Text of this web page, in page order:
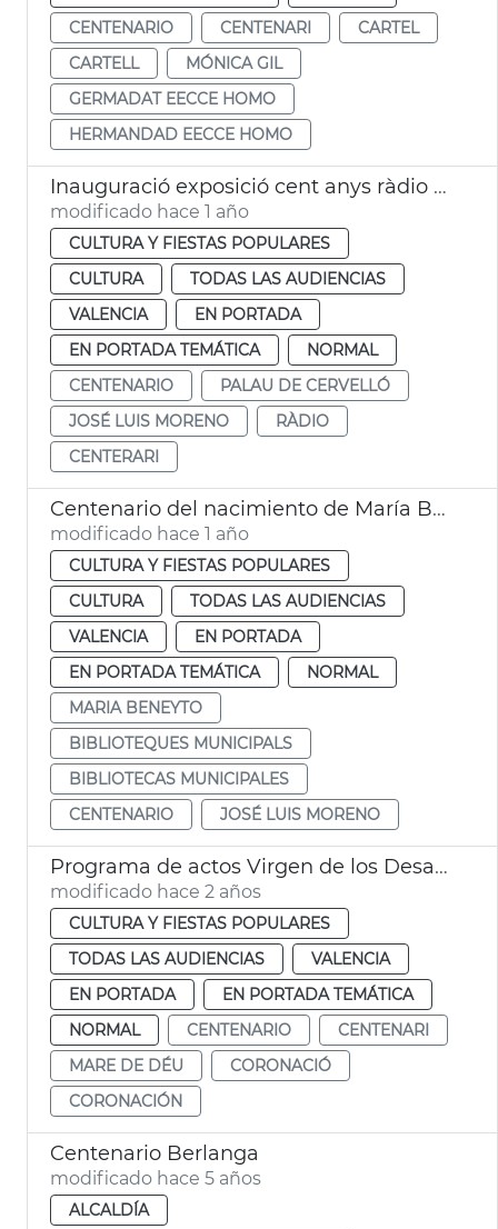
CENTENARIO
CENTENARI
CARTEL
CARTELL
MÓNICA GIL
GERMADAT EECCE HOMO
HERMANDAD EECCE HOMO
Inauguració exposició cent anys ràdio València
modificado hace 1 año
CULTURA Y FIESTAS POPULARES
CULTURA
TODAS LAS AUDIENCIAS
VALENCIA
EN PORTADA
EN PORTADA TEMÁTICA
NORMAL
CENTENARIO
PALAU DE CERVELLÓ
JOSÉ LUIS MORENO
RÀDIO
CENTERARI
Centenario del nacimiento de María Beneyto
modificado hace 1 año
CULTURA Y FIESTAS POPULARES
CULTURA
TODAS LAS AUDIENCIAS
VALENCIA
EN PORTADA
EN PORTADA TEMÁTICA
NORMAL
MARIA BENEYTO
BIBLIOTEQUES MUNICIPALS
BIBLIOTECAS MUNICIPALES
CENTENARIO
JOSÉ LUIS MORENO
Programa de actos Virgen de los Desamparados
modificado hace 2 años
CULTURA Y FIESTAS POPULARES
TODAS LAS AUDIENCIAS
VALENCIA
EN PORTADA
EN PORTADA TEMÁTICA
NORMAL
CENTENARIO
CENTENARI
MARE DE DÉU
CORONACIÓ
CORONACIÓN
Centenario Berlanga
modificado hace 5 años
ALCALDÍA